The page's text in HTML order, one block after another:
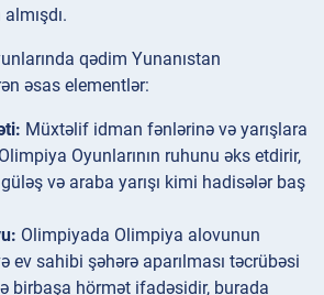
qədim Yunanıstan
əsas elementlər:
Müxtəlif idman fənlərinə və yarışlara
Oyunlarının ruhunu əks etdirir,
və araba yarışı kimi hadisələr baş
Olimpiyada Olimpiya alovunun
ev sahibi şəhərə aparılması təcrübəsi
birbaşa hörmət ifadəsidir, burada